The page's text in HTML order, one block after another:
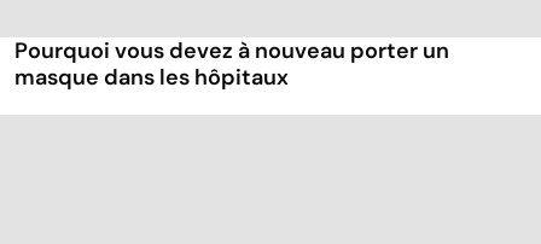
Pourquoi vous devez à nouveau porter un
masque dans les hôpitaux